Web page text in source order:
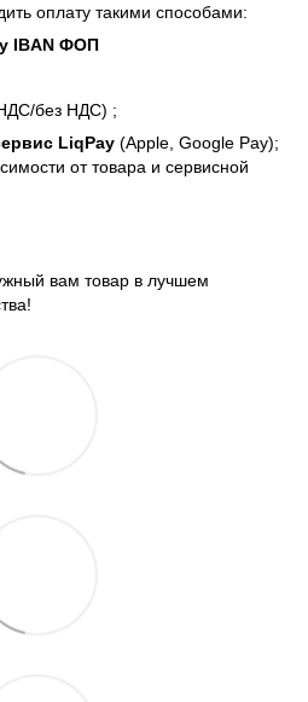
оплату такими способами:
IBAN ФОП
без НДС) ;
LiqPay (Apple, Google Pay);
от товара и сервисной
вам товар в лучшем